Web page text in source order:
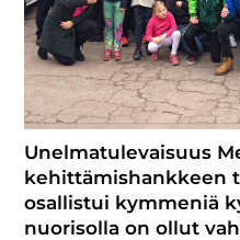
Unelmatulevaisuus
kehittämishankkeen
osallistui kymmeniä
nuorisolla on ollut